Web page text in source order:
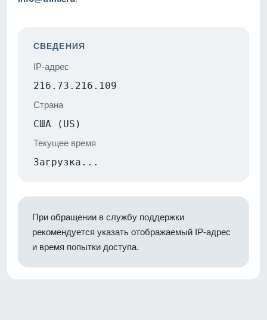
СВЕДЕНИЯ
IP-адрес
216.73.216.109
Страна
США (US)
Текущее время
Загрузка...
При обращении в службу поддержки
рекомендуется указать отображаемый IP-адрес
и время попытки доступа.